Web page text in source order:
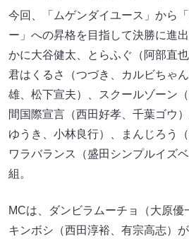
今回、「ムゲンダイユース」から
ー」への昇格を目指して決勝に進
かに大谷健太、とらふぐ（阿部直
君はくるさ（つづき、カルビちゃ
雄、松下宣夫）、スクールゾーン
間国際宣言（西田好孝、千葉ゴウ
ゆうき、小林良行）、まんじろう
ワラバランス（盛田シンプルイズ
組。
MCは、ダンビラムーチョ（大原優
キンボシ（西田淳裕、有宗高志）